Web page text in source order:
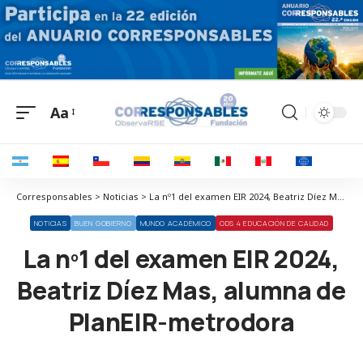
Aa
Corresponsables > Noticias > La nº1 del examen EIR 2024, Beatriz Díez Mas, alumna de PlanEIR-metrodora
NOTICIAS BUEN GOBIERNO MUNDO ACADÉMICO ODS 4 EDUCACIÓN DE CALIDAD
La nº1 del examen EIR 2024,
Beatriz Díez Mas, alumna de
PlanEIR-metrodora